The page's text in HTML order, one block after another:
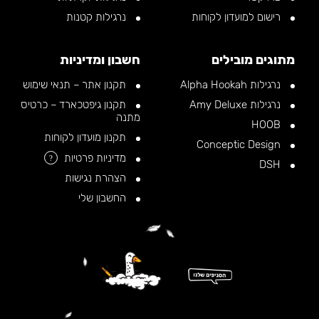
רישום למועדון לקוחות
נרגילות קטנות
מתוגים מובילים
נרגילות Alpha Hookah
נרגילות Amy Deluxe
חשבון ומדיניות
תקנון אתר – תנאי שימוש
תקנון גיפטכארד – כרטיס
מתנה
תקנון מועדון לקוחות
מדיניות פרטיות
?
הצהרת נגישות
החשבון שלי